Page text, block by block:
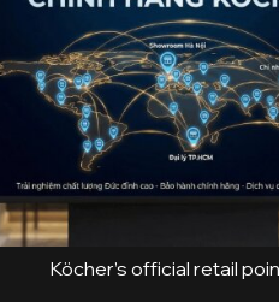
Köcher’s official retail